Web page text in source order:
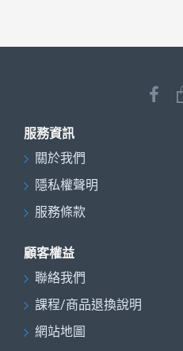
服務資訊
關於我們
隱私權聲明
服務條款
顧客權益
聯絡我們
課程/商品退換說明
網站地圖